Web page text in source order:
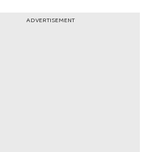
ADVERTISEMENT